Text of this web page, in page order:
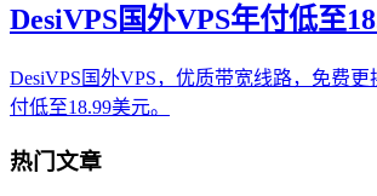
DesiVPS国外VPS年付低至
DesiVPS国外VPS，优质带宽线路，免费
付低至18.99美元。
热门文章